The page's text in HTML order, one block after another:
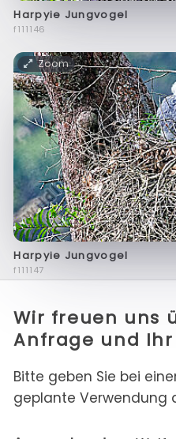
Harpyie Jungvogel
f111146
Zoom
Harpyie Jungvogel
f111147
Wir freuen uns
Anfrage und Ihr
Bitte geben Sie bei
geplante Verwendung